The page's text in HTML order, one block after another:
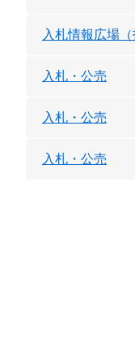
入札情報広場（
入札・公売
入札・公売
入札・公売